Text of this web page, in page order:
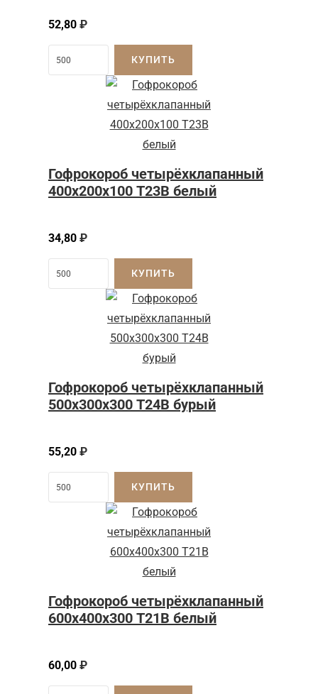
52,80 ₽
КУПИТЬ
Гофрокороб четырёхклапанный
400х200х100 Т23В белый
34,80 ₽
КУПИТЬ
Гофрокороб четырёхклапанный
500х300х300 Т24В бурый
55,20 ₽
КУПИТЬ
Гофрокороб четырёхклапанный
600х400х300 Т21В белый
60,00 ₽